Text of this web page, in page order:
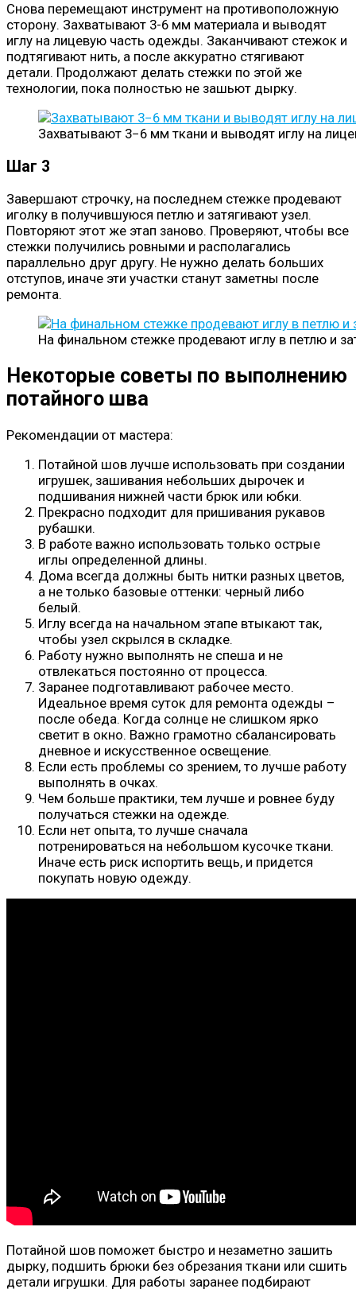
Снова перемещают инструмент на противоположную
сторону. Захватывают 3-6 мм материала и выводят
иглу на лицевую часть одежды. Заканчивают стежок и
подтягивают нить, а после аккуратно стягивают
детали. Продолжают делать стежки по этой же
технологии, пока полностью не зашьют дырку.
Захватывают 3−6 мм ткани и выводят иглу на
Шаг 3
Завершают строчку, на последнем стежке продевают
иголку в получившуюся петлю и затягивают узел.
Повторяют этот же этап заново. Проверяют, чтобы все
стежки получились ровными и располагались
параллельно друг другу. Не нужно делать больших
отступов, иначе эти участки станут заметны после
ремонта.
На финальном стежке продевают иглу в петлю и
Некоторые советы по выполнению
потайного шва
Рекомендации от мастера:
Потайной шов лучше использовать при создании
игрушек, зашивания небольших дырочек и
подшивания нижней части брюк или юбки.
Прекрасно подходит для пришивания рукавов
рубашки.
В работе важно использовать только острые
иглы определенной длины.
Дома всегда должны быть нитки разных цветов,
а не только базовые оттенки: черный либо
белый.
Иглу всегда на начальном этапе втыкают так,
чтобы узел скрылся в складке.
Работу нужно выполнять не спеша и не
отвлекаться постоянно от процесса.
Заранее подготавливают рабочее место.
Идеальное время суток для ремонта одежды –
после обеда. Когда солнце не слишком ярко
светит в окно. Важно грамотно сбалансировать
дневное и искусственное освещение.
Если есть проблемы со зрением, то лучше работу
выполнять в очках.
Чем больше практики, тем лучше и ровнее буду
получаться стежки на одежде.
Если нет опыта, то лучше сначала
потренироваться на небольшом кусочке ткани.
Иначе есть риск испортить вещь, и придется
покупать новую одежду.
Потайной шов поможет быстро и незаметно зашить
дырку, подшить брюки без обрезания ткани или сшить
детали игрушки. Для работы заранее подбирают